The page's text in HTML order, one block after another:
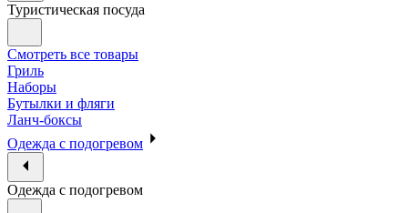
Туристическая посуда
Смотреть все товары
Гриль
Наборы
Бутылки и фляги
Ланч-боксы
Одежда с подогревом
Одежда с подогревом